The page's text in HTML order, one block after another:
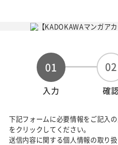
01
入力
02
確
下記フォームに必要情報をご記入
をクリックしてください。
送信内容に関する個人情報の取り